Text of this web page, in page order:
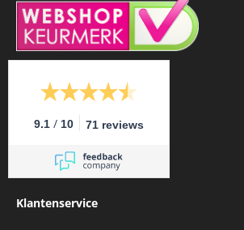
9.1 / 10 71 reviews
Klantenservice